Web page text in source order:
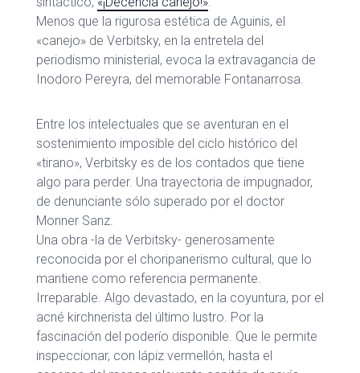
Menos que la rigurosa estética de Aguinis, el
«canejo» de Verbitsky, en la entretela del
periodismo ministerial, evoca la extravagancia de
Inodoro Pereyra, del memorable Fontanarrosa.
Entre los intelectuales que se aventuran en el
sostenimiento imposible del ciclo histórico del
«tirano», Verbitsky es de los contados que tiene
algo para perder. Una trayectoria de impugnador,
de denunciante sólo superado por el doctor
Monner Sanz.
Una obra -la de Verbitsky- generosamente
reconocida por el choripanerismo cultural, que lo
mantiene como referencia permanente.
Irreparable. Algo devastado, en la coyuntura, por el
acné kirchnerista del último lustro. Por la
fascinación del poderío disponible. Que le permite
inspeccionar, con lápiz vermellón, hasta el